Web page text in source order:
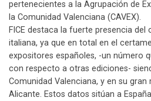
pertenecientes a la Agrupación de
la Comunidad Valenciana (CAVEX).
FICE destaca la fuerte presencia
italiana, ya que en total en el
expositores españoles, -un número
con respecto a otras ediciones-
Comunidad Valenciana, y en su
Alicante. Estos datos sitúan a